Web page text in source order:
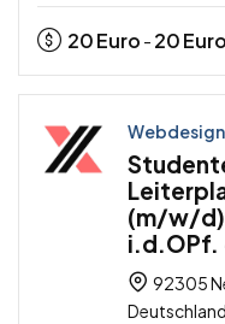
20Euro - 20Euro
Webdesign
(m/w/d)
i.d.OPf.
92305
Deutschland